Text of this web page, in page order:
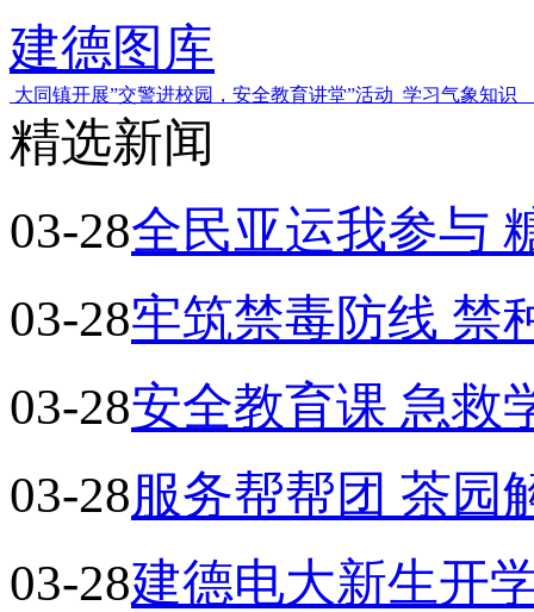
建德图库
大同镇开展”交警进校园，安全教育讲堂”活动 学习气象知识
精选新闻
03-28全民亚运我参与
03-28牢筑禁毒防线 禁
03-28安全教育课 急救
03-28服务帮帮团 茶园
03-28建德电大新生开